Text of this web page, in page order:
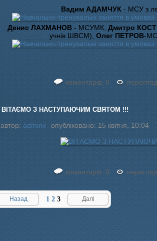
Вадим АДАМЧУК - МСУ з
Денис ЛАХМАНОВ- МСУМК, Дмитро
учнів ШВСМ), Олег ПЕТРОВ-
коментарів: 0
ВІТАЄМО З НАСТУПАЮЧИМ СВЯТОМ !!!
автор: adminx опубліковано: 15 квітня, 10:04
коментарів: 0
Назад 1 2 3 Далі